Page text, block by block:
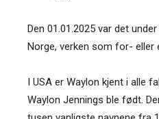
Den 01.01.2025 var det
Norge, verken som for- eller
I USA er Waylon kjent i alle
Waylon Jennings ble født.